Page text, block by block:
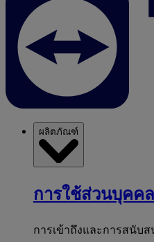
ผลิตภัณฑ์
การใช้ส่วนบุคค
การเข้าถึงและการสนับ